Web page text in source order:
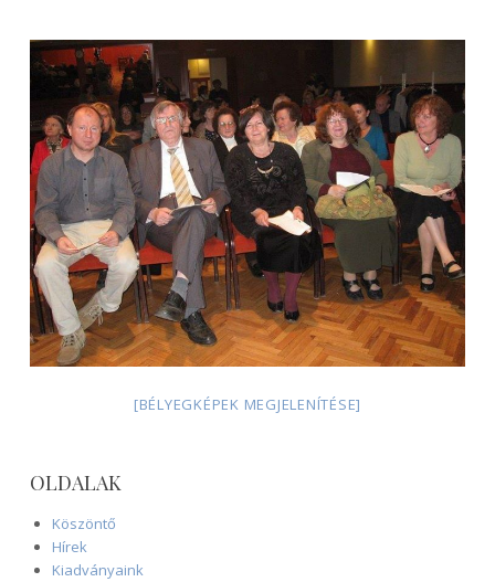
08-
08
[BÉLYEGKÉPEK MEGJELENÍTÉSE]
OLDALAK
Köszöntő
Hírek
Kiadványaink